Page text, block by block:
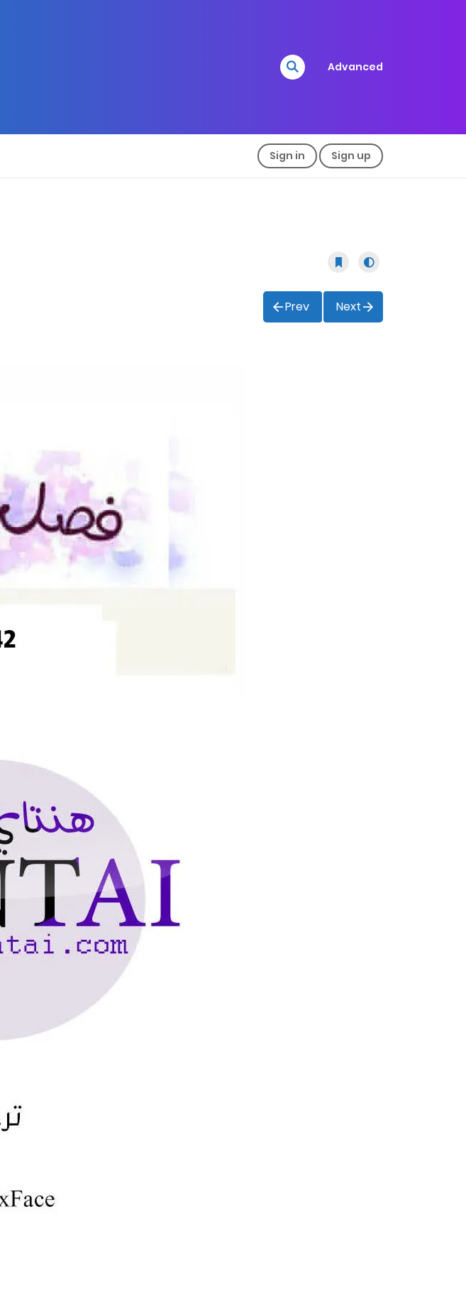
Advanced
Sign in Sign up
Prev Next